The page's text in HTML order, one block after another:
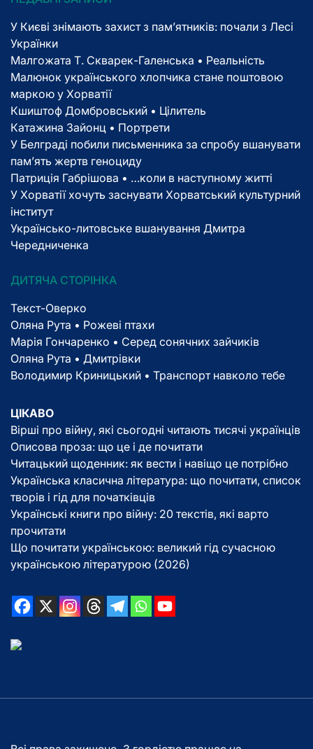
У Києві знімають захист з пам’ятників: почали з Лесі
Українки
Малгожата Т. Скварек-Галенська • Реальність
Малюнок українського хлопчика стане поштовою
маркою у Хорватії
Кшиштоф Домбровський • Цілитель
Катажина Зайонц • Портрети
У Белграді побили письменника за спробу вшанувати
пам’ять жертв геноциду
Патриція Габрішова • …коли в наступному житті
У Хорватії хочуть заснувати Хорватський культурний
інститут
Українсько-литовське вшанування Дмитра
Чередниченка
ДИТЯЧА СТОРІНКА
Текст-Оверко
Оляна Рута • Рожеві птахи
Марія Гончаренко • Серед сонячних зайчиків
Оляна Рута • Дмитрівки
Володимир Криницький • Транспорт навколо тебе
ЦІКАВО
Вірші про війну, які сьогодні читають тисячі українців
Описова проза: що це і де почитати
Читацький щоденник: як вести і навіщо це потрібно
Українська класична література: що почитати, список
творів і гід для початківців
Українські книги про війну: 20 текстів, які варто
прочитати
Що почитати українською: великий гід сучасною
українською літературою (2026)